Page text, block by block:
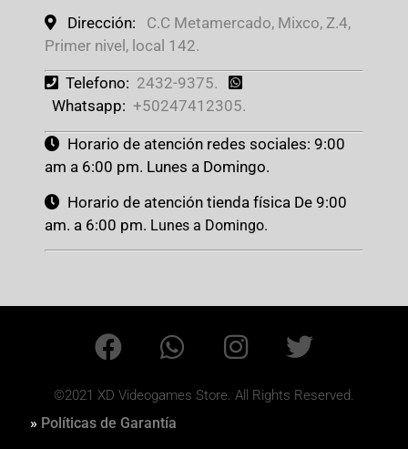
Dirección:
C.C Metamercado, Mixco, Z.4,
Primer nivel, local 142.
Telefono: 2432-9375.
Whatsapp: +50247412305.
Horario de atención redes sociales: 9:00
am a 6:00 pm. Lunes a Domingo.
Horario de atención tienda física De 9:00
am. a 6:00 pm. Lunes a Domingo.
©2021 XD Videogames Store. All Rights Reserved.
» Políticas de Garantía